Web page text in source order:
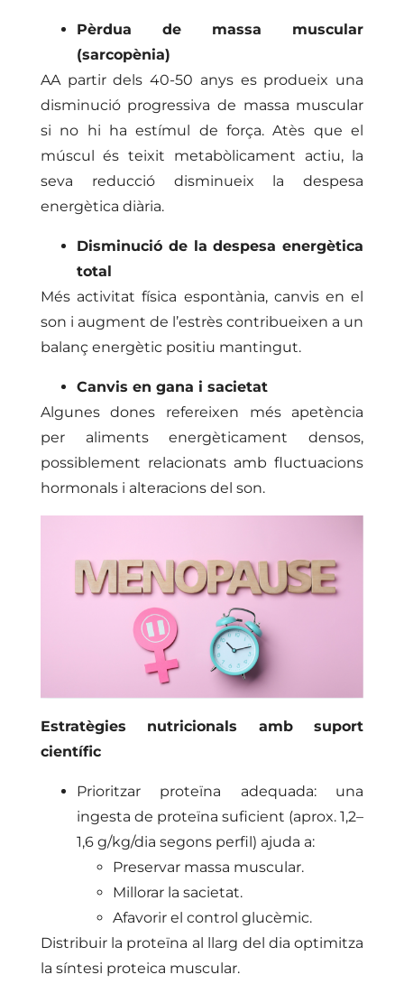
Pèrdua de massa muscular
(sarcopènia)
AA partir dels 40-50 anys es produeix una
disminució progressiva de massa muscular
si no hi ha estímul de força. Atès que el
múscul és teixit metabòlicament actiu, la
seva reducció disminueix la despesa
energètica diària.
Disminució de la despesa energètica
total
Més activitat física espontània, canvis en el
son i augment de l’estrès contribueixen a un
balanç energètic positiu mantingut.
Canvis en gana i sacietat
Algunes dones refereixen més apetència
per aliments energèticament densos,
possiblement relacionats amb fluctuacions
hormonals i alteracions del son.
Estratègies nutricionals amb suport
científic
Prioritzar proteïna adequada: una
ingesta de proteïna suficient (aprox. 1,2–
1,6 g/kg/dia segons perfil) ajuda a:
Preservar massa muscular.
Millorar la sacietat.
Afavorir el control glucèmic.
Distribuir la proteïna al llarg del dia optimitza
la síntesi proteica muscular.